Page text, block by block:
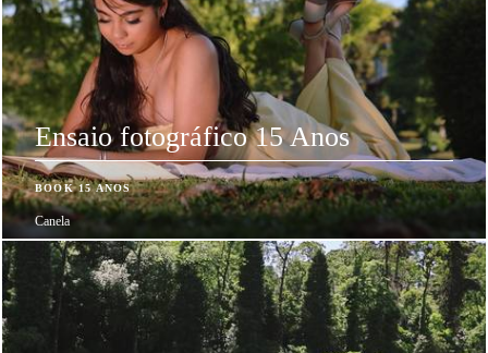
Ensaio fotográfico 15 Anos
BOOK 15 ANOS
Canela